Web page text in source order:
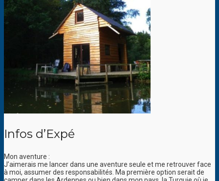
Infos d’Expé
Mon aventure :
J’aimerais me lancer dans une aventure seule et me retrouver face
à moi, assumer des responsabilités. Ma première option serait de